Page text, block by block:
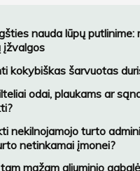
nauda lūpų putlinime:
įžvalgos
kokybiškas šarvuotas
odai, plaukams ar
nekilnojamojo turto
netinkamai įmonei?
mažam aliuminio